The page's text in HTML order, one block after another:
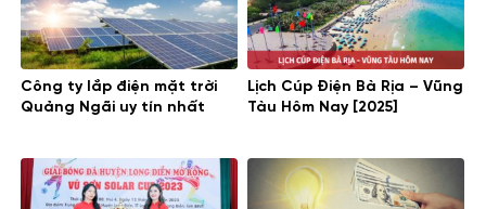
Công ty lắp điện mặt trời
Quảng Ngãi uy tín nhất
Lịch Cúp Điện Bà Rịa – Vũng
Tàu Hôm Nay [2025]